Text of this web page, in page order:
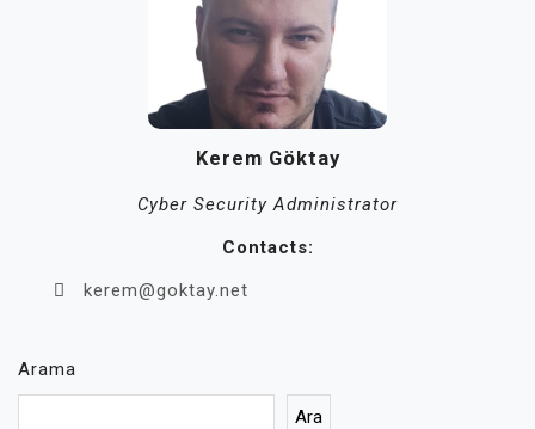
Kerem Göktay
Cyber Security Administrator
Contacts:
kerem@goktay.net
Arama
Ara